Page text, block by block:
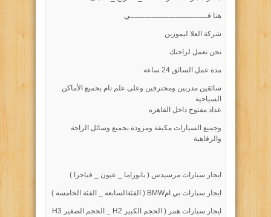
هنا فــــــــــــــــــــــــــــــــي
شركة العلا ليموزين
نحن نعمل لراحتك
مدة عمل السائق 24 ساعه
سائقين مدربين ومحترفين وعلى علم تام بجميع الأماكن
السياحية
عداد مفتوح داخل القاهره
وجميع السيارات مكيفة ومزودة بجميع وسائل الراحة
والرفاهية
ايجار سيارات مرسيدس ( بانوراما _ عيون _ فياجرا )
ايجار سيارات بي امBMW ( الفئةالسابعة _ الفئة الخامسة )
ايجار سيارات همر ( الحجم الكبير H2 _ الحجم الصغير H3